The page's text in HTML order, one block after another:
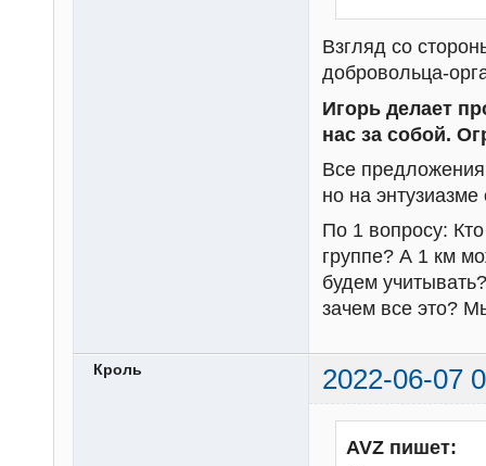
Взгляд со
добровольца-
Игорь делает
нас за собой.
Все
но на
По 1 вопросу:
группе? А 1 км
будем
зачем все это?
Кроль 2022-06-07
AVZ пишет: